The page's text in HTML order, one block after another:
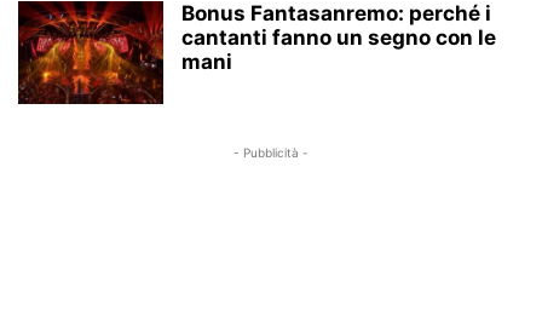
Bonus Fantasanremo: perché i
cantanti fanno un segno con le
mani
- Pubblicità -